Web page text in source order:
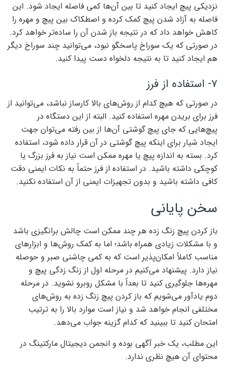
نزدیکی پیچ ایجاد کنید تا بین آن‌ها کمی فاصله ایجاد شود. این
فاصله به آزاد شدن پیچ کمک کرده و اصطکاک بین پیچ و مهره را
کاهش خواهد داد که در نتیجه باز شدن آن را ساده‌تر خواهد کرد.
در صورتی که یک سوراخ پاسخگو نبود، می‌توانید چند سوراخ دیگر
هم ایجاد کنید تا به نتیجه دلخواه دست پیدا کنید.
۷- استفاده از فرز
در صورتی که هیچ کدام از روش‌های بالا کارساز نباشد، می‌توانید از
فرز برای بریدن مهره استفاده کنید. البته از این دستگاه در
پیچ‌هایی که جای پیچ گوشتی آن‌ها از بین رفته می‌توان جهت
ایجاد شیار برای اینکه پیچ گوشتی در آن قرار داده شود، استفاده
کرد. بسته به اندازه پیچ یا مهره ممکن است نیاز به فرز بزرگ یا
کوچکی داشته باشید. در استفاده از فرز حتماً به نکات ایمنی دقت
کافی داشته باشید و بدون تجهیزات ایمنی از آن استفاده نکنید.
سخن پایانی
باز کردن پیچ زنگ زده هر چند ممکن است چالش برانگیزی باشد
و با مشکلات زیادی همراه باشد؛ اما به کمک روش‌ها و ابزارهای
مناسب کاملاً امکان‌پذیر است که به کمی چاشنی صبر و حوصله
نیاز دارد. پیشنهاد می‌کنیم در مرحله اول از زنگ زدگی پیچ و
مهره‌ها جلوگیری کنید تا بعداً با مشکل روبرو نشوید. در مرحله
دوم یادآور می‌شویم که باز کردن پیچ زنگ زده به روش‌های
مختلفی انجام خواهد شد و نیاز است موارد بالا را به ترتیب
امتحان کنید تا ببینید که کدام گزینه جواب می‌دهد.
این مطلب، یک خبر آگهی بوده و انجمن دیجیتال مارکتینگ در
محتوای آن هیچ نظری ندارد.